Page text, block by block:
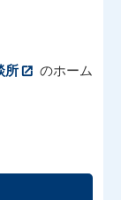
所
のホーム